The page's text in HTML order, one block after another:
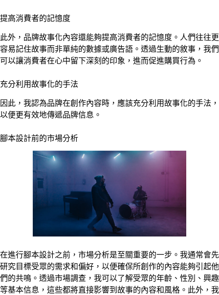
提高消費者的記憶度
此外，品牌故事化內容還能夠提高消費者的記憶度。人們往往更
容易記住故事而非單純的數據或廣告語。透過生動的敘事，我們
可以讓消費者在心中留下深刻的印象，進而促進購買行為。
充分利用故事化的手法
因此，我認為品牌在創作內容時，應該充分利用故事化的手法，
以便更有效地傳遞品牌信息。
腳本設計前的市場分析
在進行腳本設計之前，市場分析是至關重要的一步。我通常會先
研究目標受眾的需求和偏好，以便確保所創作的內容能夠引起他
們的共鳴。透過市場調查，我可以了解受眾的年齡、性別、興趣
等基本信息，這些都將直接影響到故事的內容和風格。此外，我